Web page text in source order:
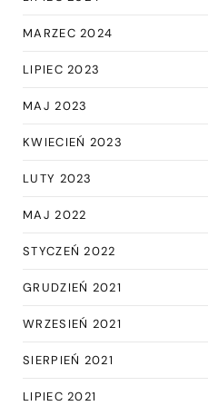
MARZEC 2024
LIPIEC 2023
MAJ 2023
KWIECIEŃ 2023
LUTY 2023
MAJ 2022
STYCZEŃ 2022
GRUDZIEŃ 2021
WRZESIEŃ 2021
SIERPIEŃ 2021
LIPIEC 2021